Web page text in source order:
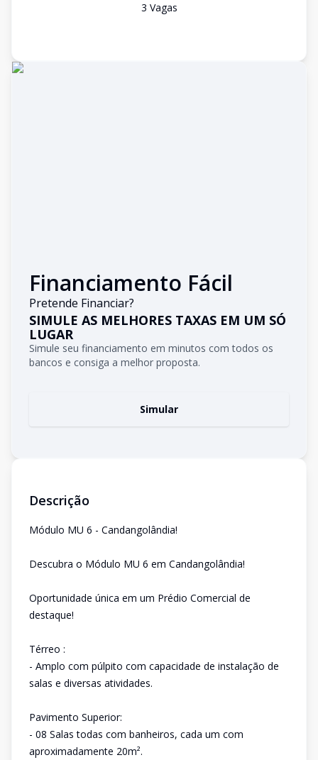
3 Vagas
Financiamento Fácil
Pretende Financiar?
SIMULE AS MELHORES TAXAS EM UM SÓ
LUGAR
Simule seu financiamento em minutos com todos os
bancos e consiga a melhor proposta.
Simular
Descrição
Módulo MU 6 - Candangolândia!
Descubra o Módulo MU 6 em Candangolândia!
Oportunidade única em um Prédio Comercial de
destaque!
Térreo :
- Amplo com púlpito com capacidade de instalação de
salas e diversas atividades.
Pavimento Superior:
- 08 Salas todas com banheiros, cada um com
aproximadamente 20m².